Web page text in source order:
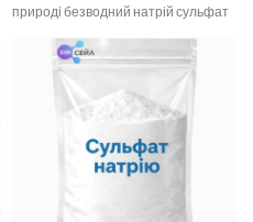
природі безводний натрій сульфат